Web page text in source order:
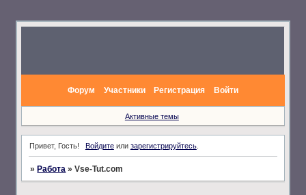
Форум Участники Регистрация Войти
Активные темы
Привет, Гость! Войдитеили зарегистрируйтесь.
» Работа »Vse-Tut.com